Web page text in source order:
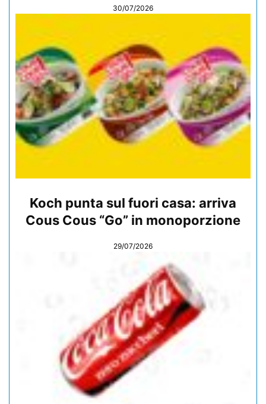
30/07/2026
Koch punta sul fuori casa: arriva
Cous Cous “Go” in monoporzione
29/07/2026